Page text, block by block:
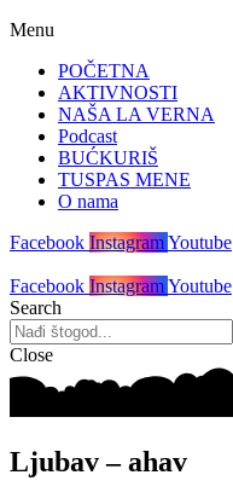
Menu
POČETNA
AKTIVNOSTI
NAŠA LA VERNA
Podcast
BUĆKURIŠ
TUSPAS MENE
O nama
Facebook InstagramYoutube
Facebook InstagramYoutube
Search
Close
Ljubav – ahav